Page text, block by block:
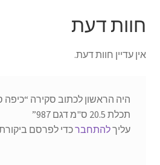
חוות דעת
אין עדיין חוות דעת.
היה הראשון לכתוב סקירה
תכלת 20.5 ס"מ דגם 987”
עליךלהתחברכדי לפרסם